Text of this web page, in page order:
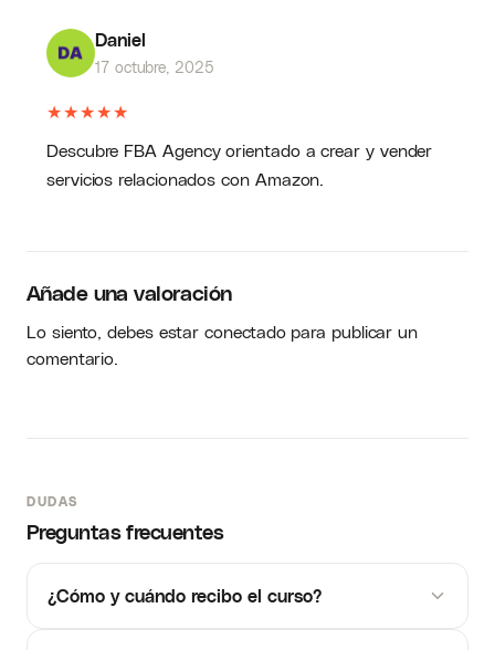
Daniel
17 octubre, 2025
★★★★★
Descubre FBA Agency orientado a crear y vender
servicios relacionados con Amazon.
Añade una valoración
Lo siento, debes estarconectadopara publicar un
comentario.
DUDAS
Preguntas frecuentes
¿Cómo y cuándo recibo el curso?